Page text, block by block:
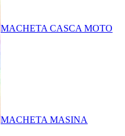
MACHETA CASCA MOTO
MACHETA MASINA